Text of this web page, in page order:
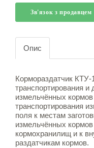
Зв'язок з продавцем
Опис
Кормораздатчик
транспортирования
измельчённых
транспортирования
поля к местам
измельчённых кормов
кормохранилищ и к
раздатчикам кормов.